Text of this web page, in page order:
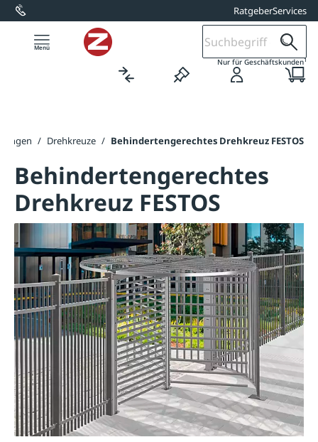
springen RatgeberServices
Nur für Geschäftskunden1
/ Drehkreuze / Behindertengerechtes Drehkreuz FESTOS
Behindertengerechtes
Drehkreuz FESTOS